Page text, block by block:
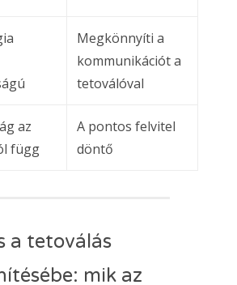
Megkönnyíti a
kommunikációt a
tetoválóval
az
függ
A pontos felvitel
döntő
a tetoválás
mik az